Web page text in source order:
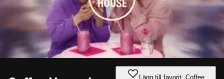
Lägg till favorit: Coffee